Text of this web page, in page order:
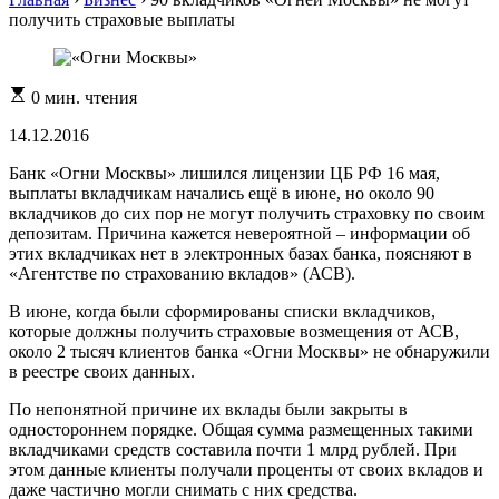
получить страховые выплаты
Расчетное
чтения
0 мин. чтения
14.12.2016
Банк «Огни Москвы» лишился лицензии ЦБ РФ 16 мая,
выплаты вкладчикам начались ещё в июне, но около 90
вкладчиков до сих пор не могут получить страховку по своим
депозитам. Причина кажется невероятной – информации об
этих вкладчиках нет в электронных базах банка, поясняют в
«Агентстве по страхованию вкладов» (АСВ).
В июне, когда были сформированы списки вкладчиков,
которые должны получить страховые возмещения от АСВ,
около 2 тысяч клиентов банка «Огни Москвы» не обнаружили
в реестре своих данных.
По непонятной причине их вклады были закрыты в
одностороннем порядке. Общая сумма размещенных такими
вкладчиками средств составила почти 1 млрд рублей. При
этом данные клиенты получали проценты от своих вкладов и
даже частично могли снимать с них средства.